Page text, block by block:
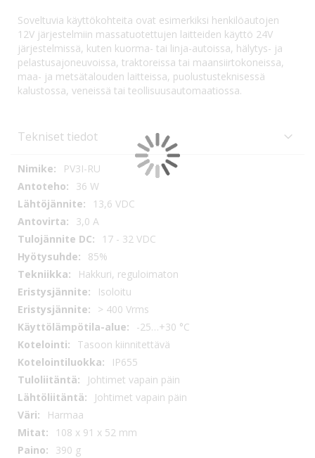
Soveltuvia käyttökohteita ovat esimerkiksi henkilöautojen
12V järjestelmiin massatuotettujen laitteiden käyttö 24V
järjestelmissä, kuten kuorma- tai linja-autoissa, hälytys- ja
pelastusajoneuvoissa, traktoreissa tai maansiirtokoneissa,
maa- ja metsätalouden laitteissa, puolustusteknisessä
kalustossa, veneissä tai teollisuusautomaatiossa.
Tekniset tiedot
Tekniset
tiedot
PV3I-RU
36 W
13,6 VDC
3,0 A
17 - 32 VDC
85%
Hakkuri, reguloimaton
Isoloitu
> 400 Vrms
-25…+30 °C
Tasoon kiinnitettävä
IP655
Johtimet vapain päin
Johtimet vapain päin
Harmaa
108 x 91 x 52 mm
390 g